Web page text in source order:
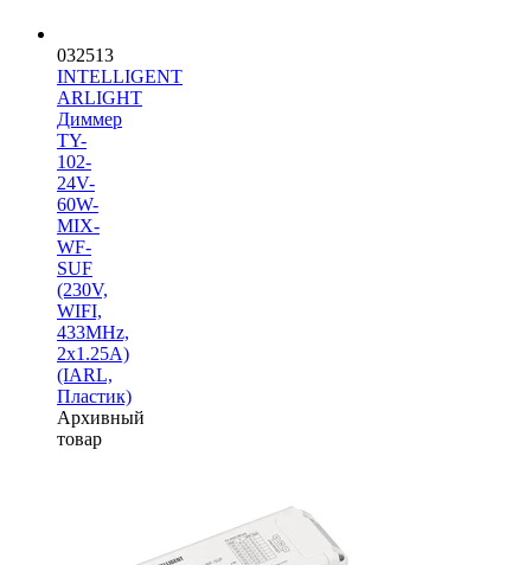
032513
INTELLIGENT
ARLIGHT
Диммер
TY-
102-
24V-
60W-
MIX-
WF-
SUF
(230V,
WIFI,
433MHz,
2x1.25A)
(IARL,
Пластик)
Архивный
товар